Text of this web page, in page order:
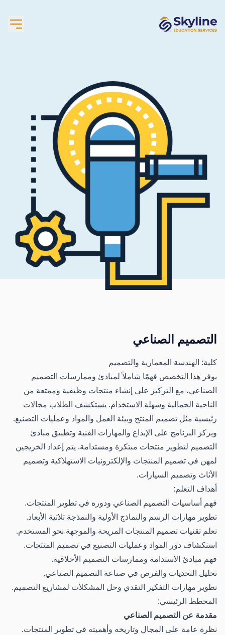
التصميم الصناعي
كلية: الهندسة المعمارية والتصميم
يوفر هذا التخصص فهمًا شاملاً لمبادئ وممارسات التصميم
الصناعي، مع التركيز على إنشاء منتجات وظيفية وممتعة من
الناحية الجمالية وسهلة الاستخدام. يستكشف الطلاب مجالات
رئيسية مثل تصميم المنتج وبيئة العمل والمواد وعمليات التصنيع.
ويركز البرنامج على الإبداع والمهارات الفنية وتطبيق مبادئ
التصميم لتطوير منتجات مبتكرة ومستدامة. يتم إعداد الخريجين
لمهن في تصميم المنتجات والإلكترونيات الاستهلاكية وتصميم
الأثاث وتصميم السيارات.
أهداف التعلم:
فهم أساسيات التصميم الصناعي ودوره في تطوير المنتجات.
تطوير مهارات الرسم والنماذج الأولية والنمذجة ثلاثية الأبعاد.
تعلم تقنيات تصميم المنتجات المريحة والموجهة نحو المستخدم.
استكشاف دور المواد وعمليات التصنيع في تصميم المنتجات.
فهم مبادئ الاستدامة وممارسات التصميم الأخلاقية.
تحليل التحديات والفرص في صناعة التصميم الصناعي.
تطوير مهارات التفكير النقدي وحل المشكلات لمشاريع التصميم.
المخطط الرئيسي:
مقدمة عن التصميم الصناعي
نظرة عامة على المجال وتاريخه وأهميته في تطوير المنتجات.